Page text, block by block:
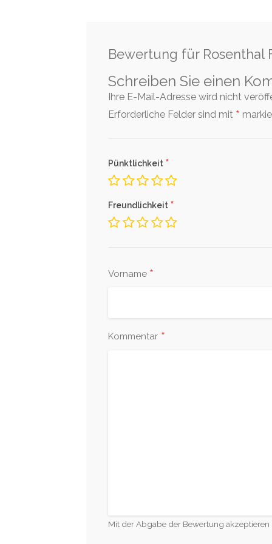
Bewertung für Rosenthal
Schreiben Sie einen
Ihre E-Mail-Adresse wird nicht
Erforderliche Felder sind mit *
Pünktlichkeit *
Freundlichkeit *
Vorname *
Kommentar *
Mit der Abgabe der Bewertung akzeptieren